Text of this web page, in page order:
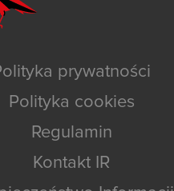
prywatności
Polityka cookies
Regulamin
Kontakt IR